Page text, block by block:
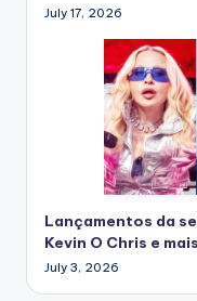
July 17, 2026
Lançamentos da
Kevin O Chris e mais
July 3, 2026